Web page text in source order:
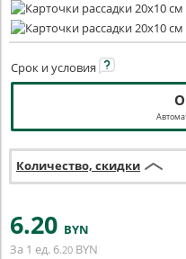
Срок иусловия
Количество, скидки
6.20 BYN
За 1 ед. 6.20 BYN